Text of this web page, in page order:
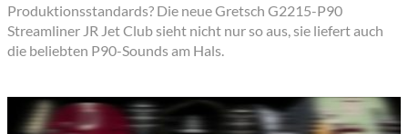
Produktionsstandards? Die neue Gretsch G2215-P90
Streamliner JR Jet Club sieht nicht nur so aus, sie liefert auch
die beliebten P90-Sounds am Hals.